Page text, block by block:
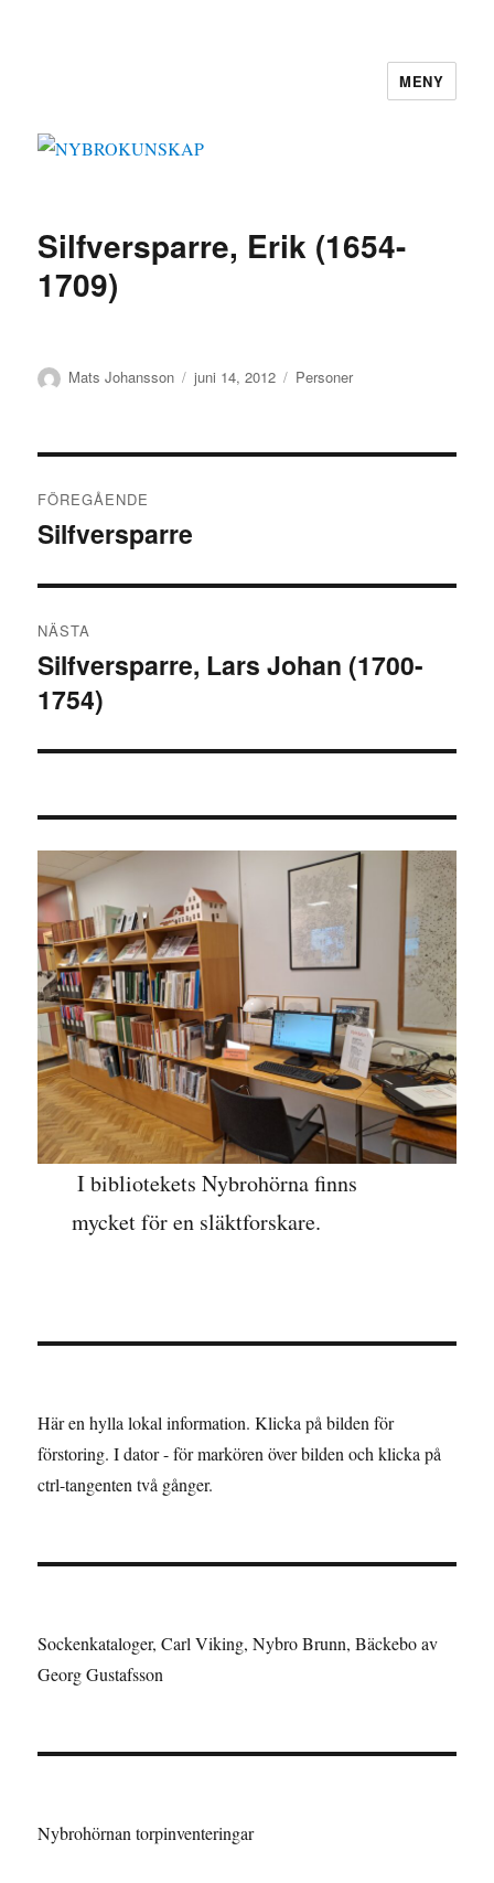
MENY
Silfversparre, Erik (1654-
1709)
Författare
Mats Johansson
Publicerat
juni 14, 2012 Kategorier
Personer
FÖREGÅENDE
Föregående
Silfversparre
NÄSTA
Nästa
inlägg:
Silfversparre, Lars Johan (1700-
1754)
I bibliotekets Nybrohörna finns
mycket för en släktforskare.
Här en hylla lokal information. Klicka på bilden för
förstoring. I dator - för markören över bilden och klicka på
ctrl-tangenten två gånger.
Sockenkataloger, Carl Viking, Nybro Brunn, Bäckebo av
Georg Gustafsson
Nybrohörnan torpinventeringar